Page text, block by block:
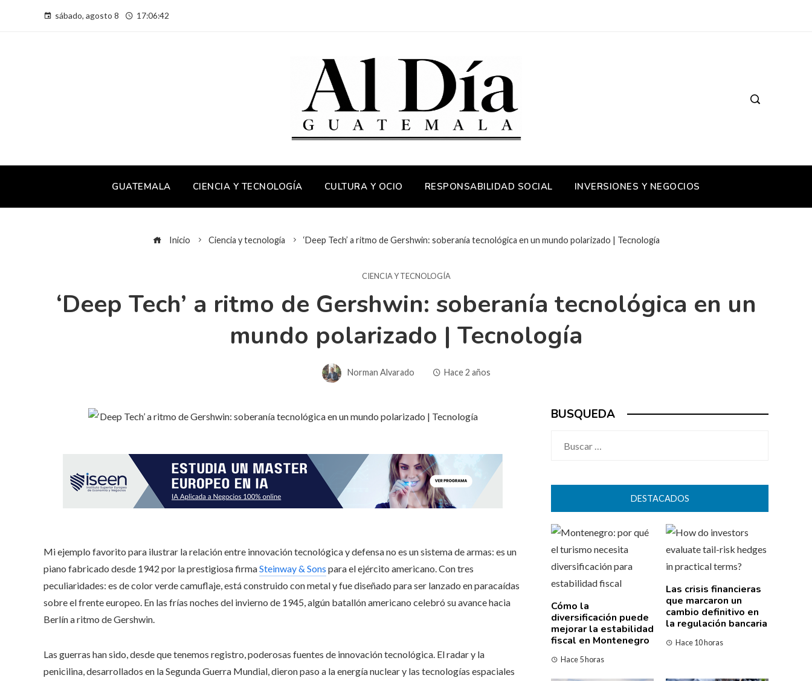
sábado, agosto 8 17:06:42
GUATEMALA CIENCIA Y TECNOLOGÍA CULTURA Y OCIO RESPONSABILIDAD SOCIAL INVERSIONES Y NEGOCIOS
Inicio Ciencia y tecnología ‘Deep Tech’ a ritmo de Gershwin: soberanía tecnológica en un mundo polarizado | Tecnología
CIENCIA Y TECNOLOGÍA
‘Deep Tech’ a ritmo de Gershwin: soberanía tecnológica en un
mundo polarizado | Tecnología
Norman Alvarado Hace 2 años
Mi ejemplo favorito para ilustrar la relación entre innovación tecnológica y defensa no es un sistema de armas: es un
piano fabricado desde 1942 por la prestigiosa firmaSteinway & Sons para el ejército americano. Con tres
peculiaridades: es de color verde camuflaje, está construido con metal y fue diseñado para ser lanzado en paracaídas
sobre el frente europeo. En las frías noches del invierno de 1945, algún batallón americano celebró su avance hacia
Berlín a ritmo de Gershwin.
Las guerras han sido, desde que tenemos registro, poderosas fuentes de innovación tecnológica. El radar y la
penicilina, desarrollados en la Segunda Guerra Mundial, dieron paso a la energía nuclear y las tecnologías espaciales
BUSQUEDA
DESTACADOS
Cómo la
diversificación puede
mejorar la estabilidad
fiscal en Montenegro
Hace 5 horas
Las crisis financieras
que marcaron un
cambio definitivo en
la regulación bancaria
Hace 10 horas